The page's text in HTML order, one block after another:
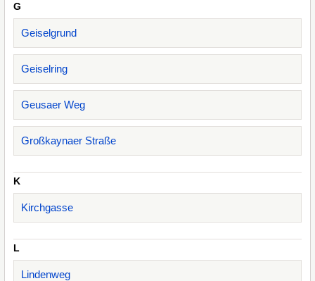
G
Geiselgrund
Geiselring
Geusaer Weg
Großkaynaer Straße
K
Kirchgasse
L
Lindenweg